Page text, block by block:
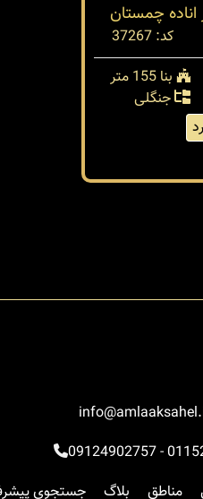
اناده چمستان
کد: 37267
بنا 155 متر
جنگلی
-
09124902757
مناطق بلاگ جستجوی